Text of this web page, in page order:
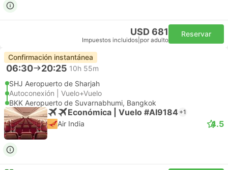
USD 681
Impuestos incluidos por adulto
Reservar
Confirmación instantánea
06:30 20:25 10h 55m
SHJ Aeropuerto de Sharjah
Autoconexión | Vuelo+Vuelo
BKK Aeropuerto de Suvarnabhumi, Bangkok
Económica | Vuelo #AI9184 +1
Air India 4.5